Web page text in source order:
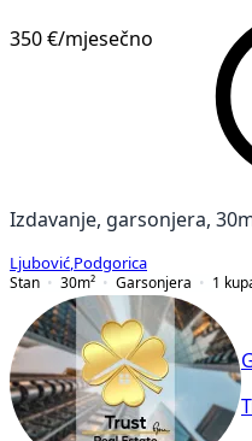
350 €/mjesečno
Izdavanje, garsonjera,
Ljubović Podgorica
Stan
30m² Garsonjera 1